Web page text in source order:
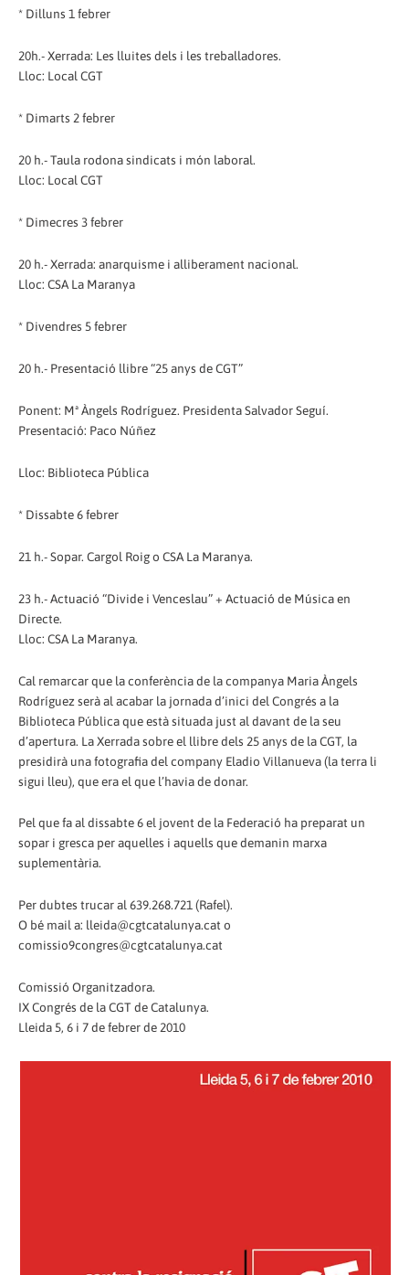
* Dilluns 1 febrer
20h.- Xerrada: Les lluites dels i les treballadores.
Lloc: Local CGT
* Dimarts 2 febrer
20 h.- Taula rodona sindicats i món laboral.
Lloc: Local CGT
* Dimecres 3 febrer
20 h.- Xerrada: anarquisme i alliberament nacional.
Lloc: CSA La Maranya
* Divendres 5 febrer
20 h.- Presentació llibre “25 anys de CGT”
Ponent: Mª Àngels Rodríguez. Presidenta Salvador Seguí.
Presentació: Paco Núñez
Lloc: Biblioteca Pública
* Dissabte 6 febrer
21 h.- Sopar. Cargol Roig o CSA La Maranya.
23 h.- Actuació “Divide i Venceslau” + Actuació de Música en
Directe.
Lloc: CSA La Maranya.
Cal remarcar que la conferència de la companya Maria Àngels
Rodríguez serà al acabar la jornada d’inici del Congrés a la
Biblioteca Pública que està situada just al davant de la seu
d’apertura. La Xerrada sobre el llibre dels 25 anys de la CGT, la
presidirà una fotografia del company Eladio Villanueva (la terra li
sigui lleu), que era el que l’havia de donar.
Pel que fa al dissabte 6 el jovent de la Federació ha preparat un
sopar i gresca per aquelles i aquells que demanin marxa
suplementària.
Per dubtes trucar al 639.268.721 (Rafel).
O bé mail a: lleida@cgtcatalunya.cat o
comissio9congres@cgtcatalunya.cat
Comissió Organitzadora.
IX Congrés de la CGT de Catalunya.
Lleida 5, 6 i 7 de febrer de 2010